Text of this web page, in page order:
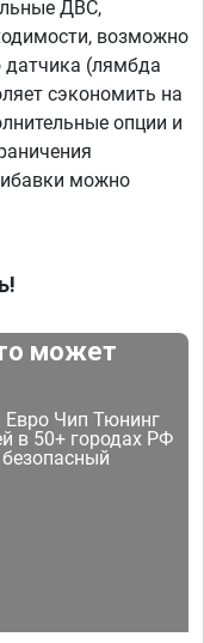
ДВС,
возможно
датчика (лямбда
сэкономить на
опции и
можно
может
Евро Чип Тюнинг
в 50+ городах РФ